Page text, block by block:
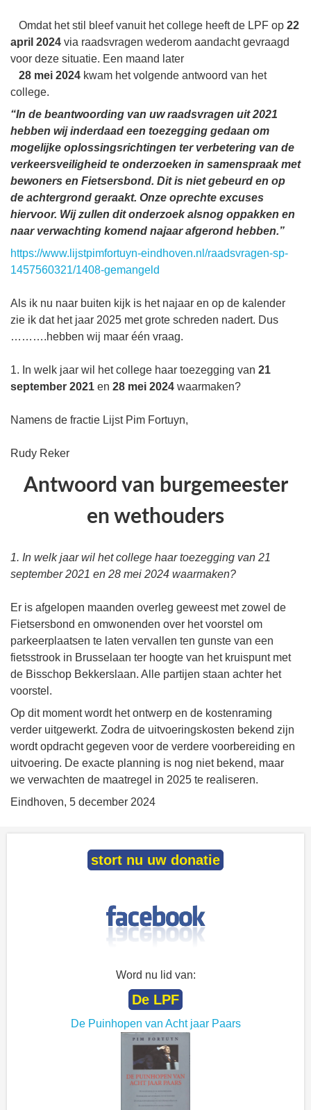
Omdat het stil bleef vanuit het college heeft de LPF op 22
april 2024 via raadsvragen wederom aandacht gevraagd
voor deze situatie. Een maand later
28 mei 2024 kwam het volgende antwoord van het
college.
“In de beantwoording van uw raadsvragen uit 2021
hebben wij inderdaad een toezegging gedaan om
mogelijke oplossingsrichtingen ter verbetering van de
verkeersveiligheid te onderzoeken in samenspraak met
bewoners en Fietsersbond. Dit is niet gebeurd en op
de achtergrond geraakt. Onze oprechte excuses
hiervoor. Wij zullen dit onderzoek alsnog oppakken en
naar verwachting komend najaar afgerond hebben.”
https://www.lijstpimfortuyn-eindhoven.nl/raadsvragen-sp-
1457560321/1408-gemangeld
Als ik nu naar buiten kijk is het najaar en op de kalender
zie ik dat het jaar 2025 met grote schreden nadert. Dus
……….hebben wij maar één vraag.
1. In welk jaar wil het college haar toezegging van 21
september 2021 en 28 mei 2024 waarmaken?
Namens de fractie Lijst Pim Fortuyn,
Rudy Reker
Antwoord van burgemeester
en wethouders
1. In welk jaar wil het college haar toezegging van 21
september 2021 en 28 mei 2024 waarmaken?
Er is afgelopen maanden overleg geweest met zowel de
Fietsersbond en omwonenden over het voorstel om
parkeerplaatsen te laten vervallen ten gunste van een
fietsstrook in Brusselaan ter hoogte van het kruispunt met
de Bisschop Bekkerslaan. Alle partijen staan achter het
voorstel.
Op dit moment wordt het ontwerp en de kostenraming
verder uitgewerkt. Zodra de uitvoeringskosten bekend zijn
wordt opdracht gegeven voor de verdere voorbereiding en
uitvoering. De exacte planning is nog niet bekend, maar
we verwachten de maatregel in 2025 te realiseren.
Eindhoven, 5 december 2024
stort nu uw donatie
Word nu lid van:
De LPF
De Puinhopen van Acht jaar Paars